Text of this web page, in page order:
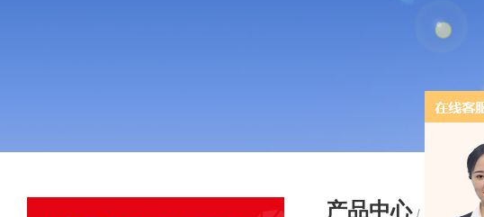
产品中心 /